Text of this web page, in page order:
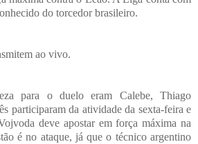
do torcedor brasileiro.
ao vivo.
para o duelo eram Calebe, Thiago
participaram da atividade da sexta-feira e
deve apostar em força máxima na
é no ataque, já que o técnico argentino